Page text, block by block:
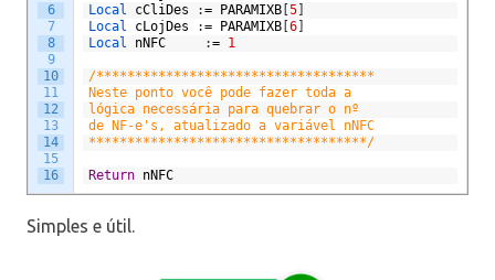
6
7
8
9
10
11
12
13
14
15
16
Local cCliDes := PARAMIXB 5
Local cLojDes := PARAMIXB 6
Local nNFC := 1
/************************************
Neste ponto você pode fazer toda a
lógica necessária para quebrar o nº
de NF-e's, atualizado a variável nNFC
************************************/
Return nNFC
Simples e útil.